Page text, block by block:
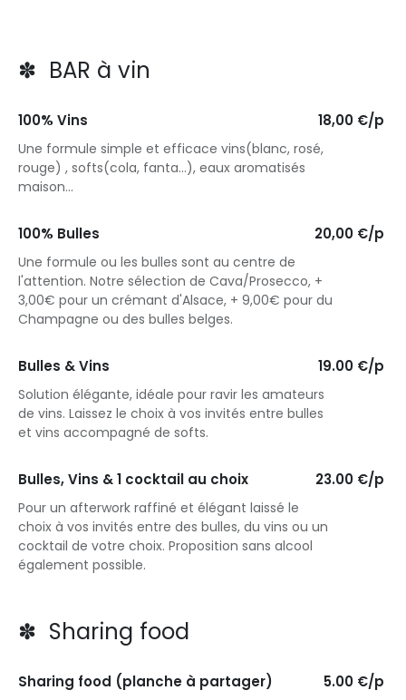
✽ BAR à vin
100% Vins 18,00 €/p
Une formule simple et efficace vins(blanc, rosé,
rouge) , softs(cola, fanta...), eaux aromatisés
maison...
100% Bulles 20,00 €/p
Une formule ou les bulles sont au centre de
l'attention. Notre sélection de Cava/Prosecco, +
3,00€ pour un crémant d'Alsace, + 9,00€ pour du
Champagne ou des bulles belges.
Bulles & Vins 19.00 €/p
Solution élégante, idéale pour ravir les amateurs
de vins. Laissez le choix à vos invités entre bulles
et vins accompagné de softs.
Bulles, Vins & 1 cocktail au choix 23.00 €/p
Pour un afterwork raffiné et élégant laissé le
choix à vos invités entre des bulles, du vins ou un
cocktail de votre choix. Proposition sans alcool
également possible.
✽ Sharing food
Sharing food (planche à partager) 5.00 €/p